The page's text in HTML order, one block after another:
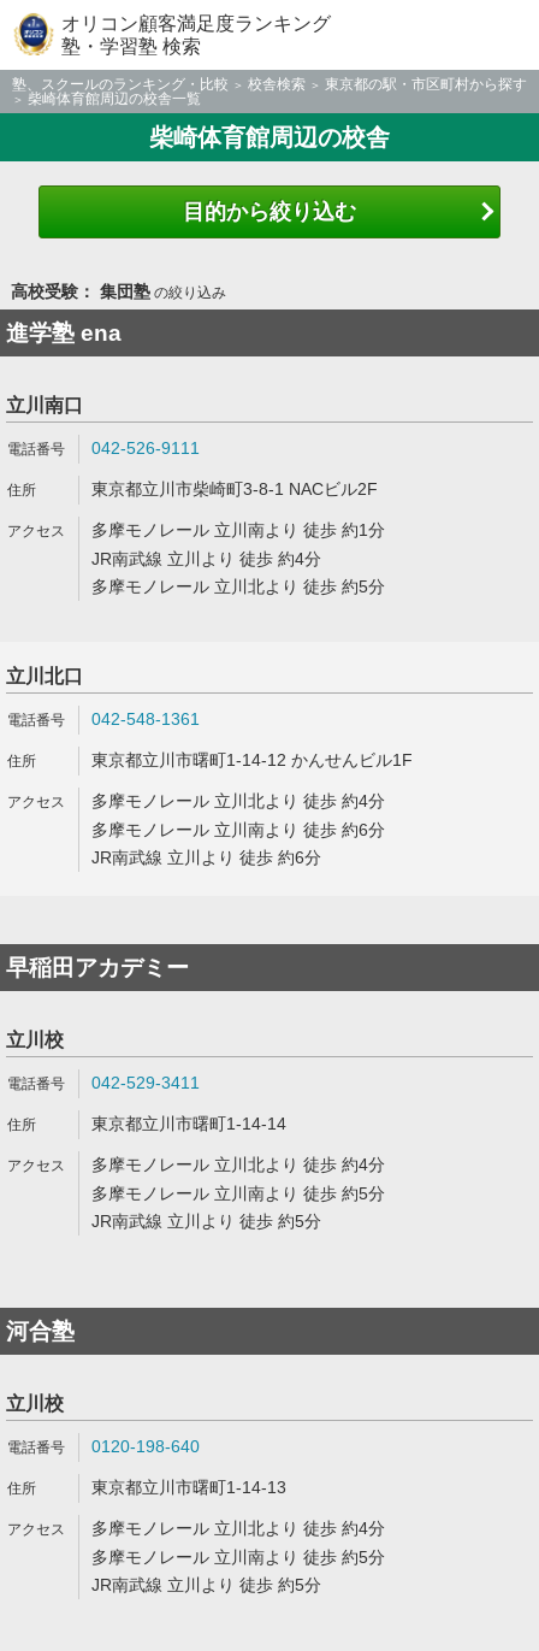
オリコン顧客満足度ランキング
塾・学習塾 検索
塾、スクールのランキング・比較 校舎検索
東京都の駅・市区町村から探す
柴崎体育館周辺の校舎一覧
柴崎体育館周辺の校舎
目的から絞り込む
高校受験： 集団塾の絞り込み
進学塾 ena
立川南口
042-526-9111
東京都立川市柴崎町3-8-1 NACビル2F
多摩モノレール 立川南より 徒歩 約1分
JR南武線 立川より 徒歩 約4分
多摩モノレール 立川北より 徒歩 約5分
立川北口
042-548-1361
東京都立川市曙町1-14-12 かんせんビル1F
多摩モノレール 立川北より 徒歩 約4分
多摩モノレール 立川南より 徒歩 約6分
JR南武線 立川より 徒歩 約6分
早稲田アカデミー
立川校
042-529-3411
東京都立川市曙町1-14-14
多摩モノレール 立川北より 徒歩 約4分
多摩モノレール 立川南より 徒歩 約5分
JR南武線 立川より 徒歩 約5分
河合塾
立川校
0120-198-640
東京都立川市曙町1-14-13
多摩モノレール 立川北より 徒歩 約4分
多摩モノレール 立川南より 徒歩 約5分
JR南武線 立川より 徒歩 約5分